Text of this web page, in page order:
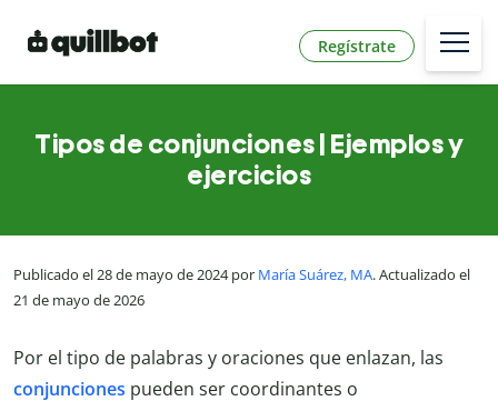
Regístrate
Tipos de conjunciones | Ejemplos y
ejercicios
Publicado el 28 de mayo de 2024 por María Suárez, MA. Actualizado el
21 de mayo de 2026
Por el tipo de palabras y oraciones que enlazan, las
conjunciones pueden ser coordinantes o